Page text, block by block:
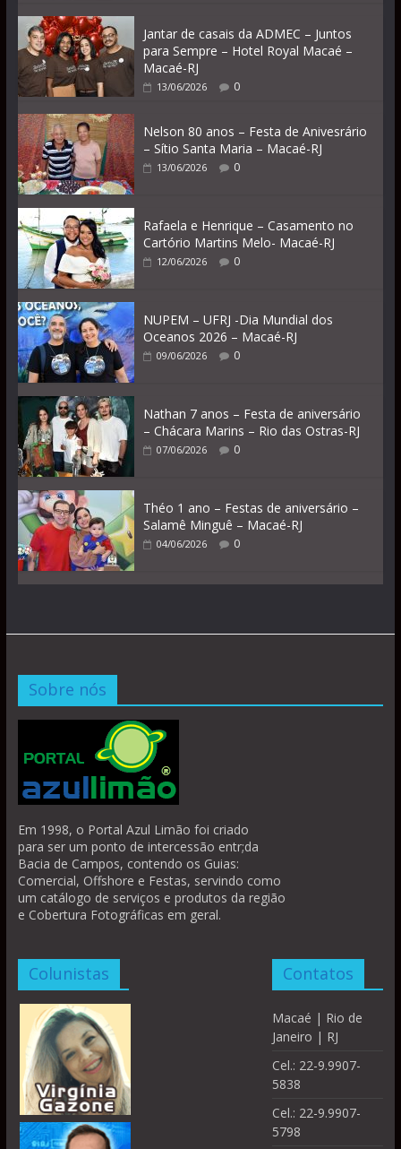
Jantar de casais da ADMEC – Juntos
para Sempre – Hotel Royal Macaé –
Macaé-RJ
13/06/2026 0
Nelson 80 anos – Festa de Anivesrário
– Sítio Santa Maria – Macaé-RJ
13/06/2026 0
Rafaela e Henrique – Casamento no
Cartório Martins Melo- Macaé-RJ
12/06/2026 0
NUPEM – UFRJ -Dia Mundial dos
Oceanos 2026 – Macaé-RJ
09/06/2026 0
Nathan 7 anos – Festa de aniversário
– Chácara Marins – Rio das Ostras-RJ
07/06/2026 0
Théo 1 ano – Festas de aniversário –
Salamê Minguê – Macaé-RJ
04/06/2026 0
Sobre nós
Em 1998, o Portal Azul Limão foi criado
para ser um ponto de intercessão entr;da
Bacia de Campos, contendo os Guias:
Comercial, Offshore e Festas, servindo como
um catálogo de serviços e produtos da região
e Cobertura Fotográficas em geral.
Colunistas Contatos
Macaé | Rio de
Janeiro | RJ
Cel.: 22-9.9907-
5838
Cel.: 22-9.9907-
5798